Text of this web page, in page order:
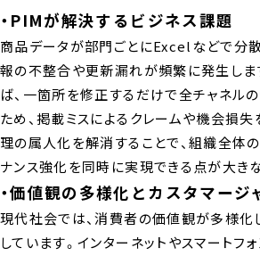
・PIMが解決するビジネス課題
商品データが部門ごとにExcelなどで分
報の不整合や更新漏れが頻繁に発生し
ば、一箇所を修正するだけで全チャネル
ため、掲載ミスによるクレームや機会損
理の属人化を解消することで、組織全体
ナンス強化を同時に実現できる点が大きな
・価値観の多様化とカスタマージ
現代社会では、消費者の価値観が多様化
しています。インターネットやスマートフ